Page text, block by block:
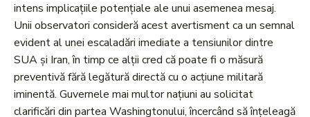
intens implicațiile potențiale ale unui asemenea mesaj.
Unii observatori consideră acest avertisment ca un semnal
evident al unei escaladări imediate a tensiunilor dintre
SUA și Iran, în timp ce alții cred că poate fi o măsură
preventivă fără legătură directă cu o acțiune militară
iminentă. Guvernele mai multor națiuni au solicitat
clarificări din partea Washingtonului, încercând să înțeleagă